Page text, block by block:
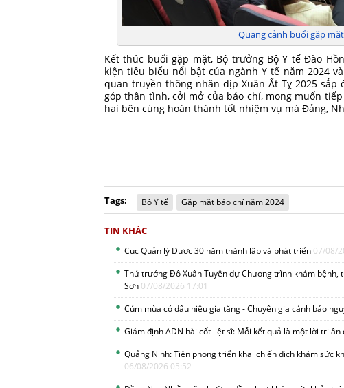
Quang cảnh buổi gặp
Kết thúc buổi gặp mặt, Bộ trưởng Bộ Y tế Đào
kiện tiêu biểu nổi bật của ngành Y tế năm 2024
quan truyền thông nhân dịp Xuân Ất Tỵ 2025
góp thân tình, cởi mở của báo chí, mong muốn
hai bên cùng hoàn thành tốt nhiệm vụ mà Đảng,
Tags: Bộ Y tế Gặp mặt báo chí năm 2024
TIN KHÁC
Cục Quản lý Dược 30 năm thành lập và phát triển 07/08/
Thứ trưởng Đỗ Xuân Tuyên dự Chương trình khám bệnh,
Sơn 07/08/2026 17:01
Cúm mùa có dấu hiệu gia tăng - Chuyên gia cảnh báo
Giám định ADN hài cốt liệt sĩ: Mỗi kết quả là một lời tri
Quảng Ninh: Tiên phong triển khai chiến dịch khám sức
06/08/2026 05:52